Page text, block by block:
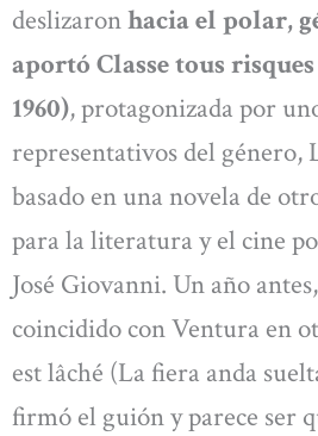
deslizaronhacia el polar,
aportó Classe tous
1960), protagonizada por
representativos del género,
basado en una novela de
para la literatura y el cine
José Giovanni. Un año
coincidido con Ventura en
est lâché (La fiera anda
firmó el guión y parece ser